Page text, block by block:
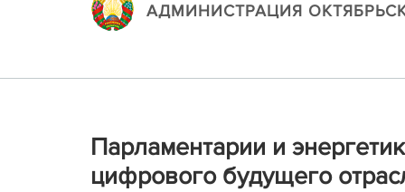
АДМИНИСТРАЦИЯ
Парламентарии и
цифрового будущего